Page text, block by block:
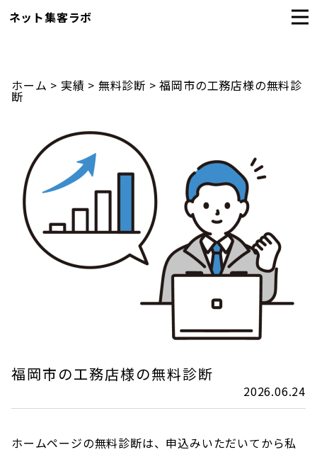
ネット集客ラボ
ホーム > 実績 > 無料診断 >福岡市の工務店様の無料診
断
福岡市の工務店様の無料診断
2026.06.24
ホームページの無料診断は、申込みいただいてから私